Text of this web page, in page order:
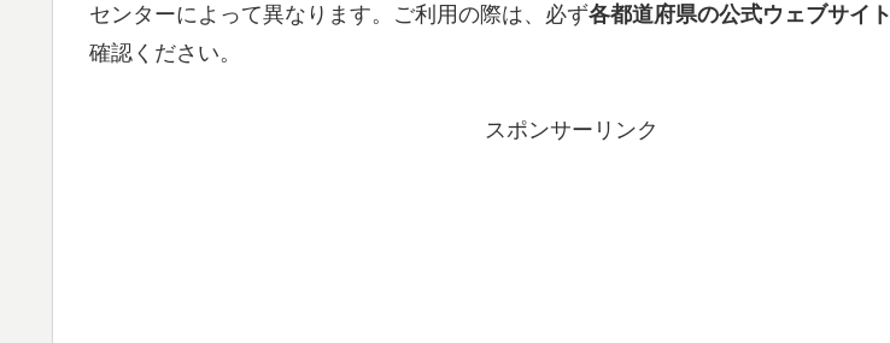
センターによって異なります。ご利用の際は、必ず各都道府県の公式ウェブサイト
確認ください。
スポンサーリンク